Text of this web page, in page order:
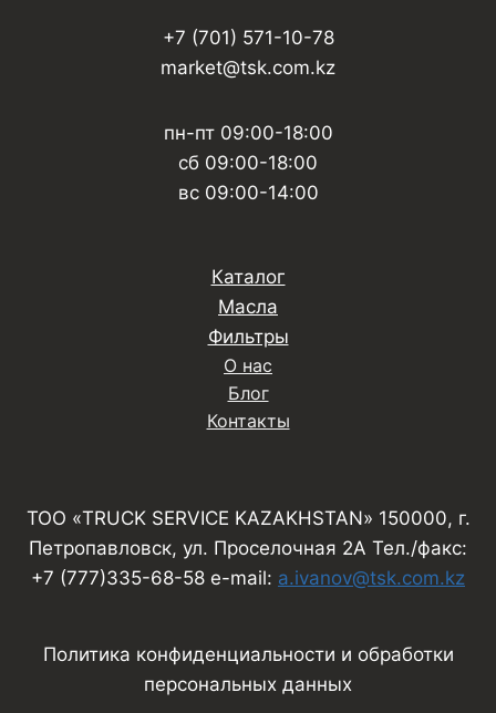
+7 (701) 571-10-78
market@tsk.com.kz
пн-пт 09:00-18:00
сб 09:00-18:00
вс 09:00-14:00
Каталог
Масла
Фильтры
О нас
Блог
Контакты
ТОО «TRUCK SERVICE KAZAKHSTAN» 150000, г.
Петропавловск, ул. Проселочная 2А Тел./факс:
+7 (777)335-68-58 e-mail: a.ivanov@tsk.com.kz
Политика конфиденциальности и обработки
персональных данных